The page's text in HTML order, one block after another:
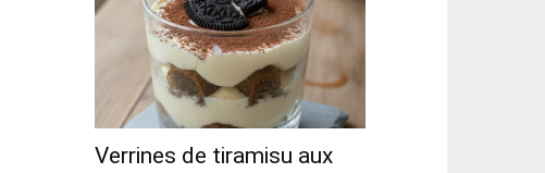
Verrines de tiramisu aux